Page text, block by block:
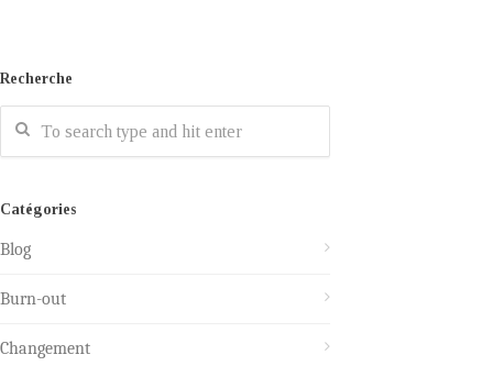
Recherche
Catégories
Blog
Burn-out
Changement